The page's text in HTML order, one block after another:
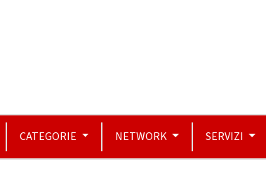
CATEGORIE NETWORK SERVIZI